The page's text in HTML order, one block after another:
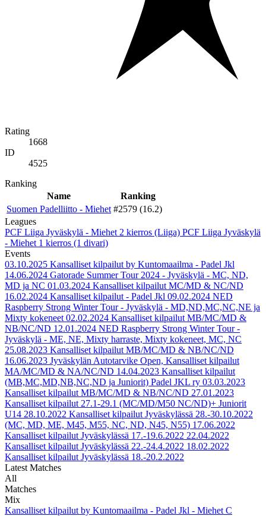
Rating
1668
ID
4525
Ranking
Name
Ranking
Suomen Padelliitto - Miehet #2579 (16.2)
Leagues
PCF Liiga Jyväskylä - Miehet 2 kierros (Liiga) PCF Liiga Jyväskylä
- Miehet 1 kierros (1 divari)
Events
03.10.2025 Kansalliset kilpailut by Kuntomaailma - Padel Jkl
14.06.2024 Gatorade Summer Tour 2024 - Jyväskylä - MC, ND,
MD ja NC 01.03.2024 Kansalliset kilpailut MC/MD & NC/ND
16.02.2024 Kansalliset kilpailut - Padel Jkl 09.02.2024 NED
Raspberry Strong Winter Tour - Jyväskylä - MD,ND,MC,NC,NE ja
Mixty kokeneet 02.02.2024 Kansalliset kilpailut MB/MC/MD &
NB/NC/ND 12.01.2024 NED Raspberry Strong Winter Tour -
Jyväskylä - ME, NE, Mixty harraste, Mixty kokeneet, MC, NC
25.08.2023 Kansalliset kilpailut MB/MC/MD & NB/NC/ND
16.06.2023 Jyväskylän Autotarvike Open, Kansalliset kilpailut
MA/MC/MD & NA/NC/ND 14.04.2023 Kansalliset kilpailut
(MB,MC,MD,NB,NC,ND ja Juniorit) Padel JKL ry 03.03.2023
Kansalliset kilpailut MB/MC/MD & NB/NC/ND 27.01.2023
Kansalliset kilpailut 27.1-29.1 (MC/MD/M50 NC/ND)+ Juniorit
U14 28.10.2022 Kansalliset kilpailut Jyväskylässä 28.-30.10.2022
(MC, MD, ME, M45, M55, NC, ND, N45, N55) 17.06.2022
Kansalliset kilpailut Jyväskylässä 17.-19.6.2022 22.04.2022
Kansalliset kilpailut Jyväskylässä 22.-24.4.2022 18.02.2022
Kansalliset kilpailut Jyväskylässä 18.-20.2.2022
Latest Matches
All
Matches
Mix
Kansalliset kilpailut by Kuntomaailma - Padel Jkl - Miehet C